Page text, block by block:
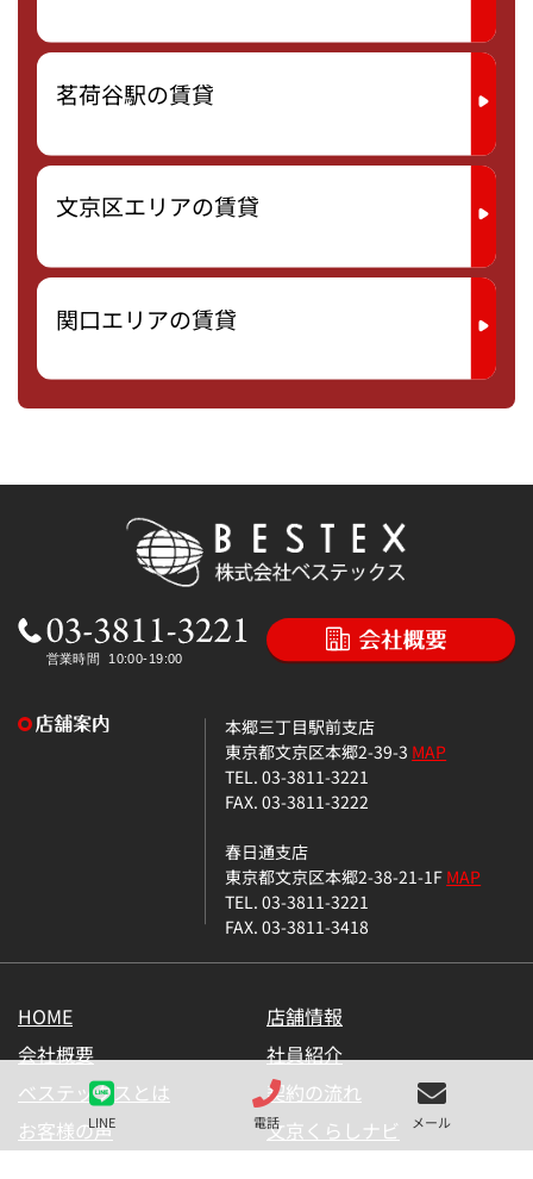
LINE 電話 メール
茗荷谷駅の賃貸
文京区エリアの賃貸
関口エリアの賃貸
本郷三丁目駅前支店
東京都文京区本郷2-39-3 MAP
TEL. 03-3811-3221
FAX. 03-3811-3222
春日通支店
東京都文京区本郷2-38-21-1FMAP
TEL. 03-3811-3221
FAX. 03-3811-3418
HOME
店舗情報
会社概要
社員紹介
ベステックスとは
契約の流れ
お客様の声
文京くらしナビ